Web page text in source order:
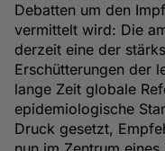
Debatten um den
vermittelt wird: Die
derzeit eine der
Erschütterungen der
lange Zeit globale
epidemiologische
Druck gesetzt,